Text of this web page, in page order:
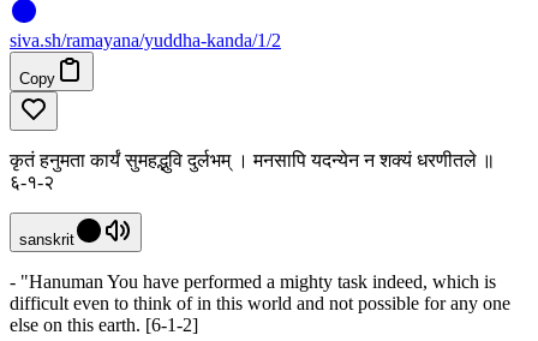
siva.sh/ramayana/yuddha-kanda/1/2
Copy
कृतं हनुमता कार्यं सुमहद्भुवि दुर्लभम् । मनसापि यदन्येन न शक्यं धरणीतले ॥
६-१-२
sanskrit
- "Hanuman You have performed a mighty task indeed, which is
difficult even to think of in this world and not possible for any one
else on this earth. [6-1-2]